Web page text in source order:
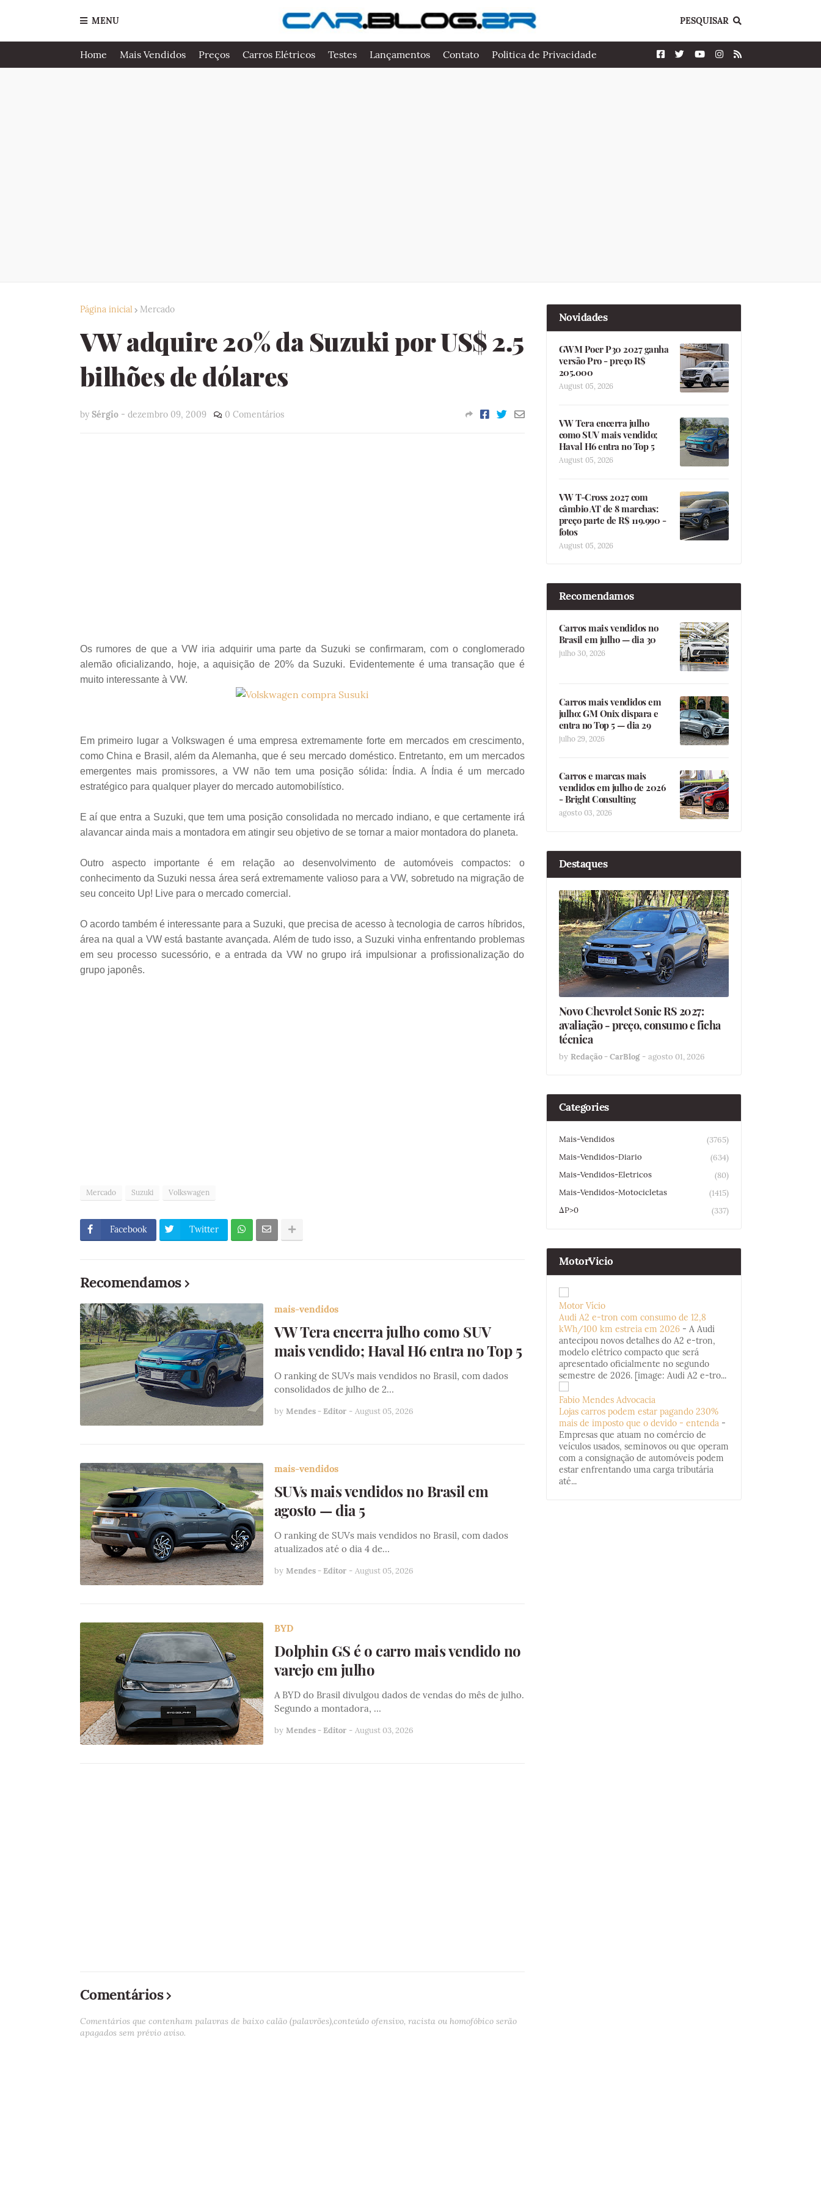
MENU PESQUISAR
Home Mais Vendidos Preços Carros Elétricos Testes Lançamentos Contato Politica de Privacidade
Página inicial Mercado
VW adquire 20% da Suzuki por US$ 2.5
bilhões de dólares
by Sérgio - dezembro 09, 2009 0 Comentários
Os rumores de que a VW iria adquirir uma parte da Suzuki se confirmaram, com o conglomerado
alemão oficializando, hoje, a aquisição de 20% da Suzuki. Evidentemente é uma transação que é
muito interessante à VW.
Em primeiro lugar a Volkswagen é uma empresa extremamente forte em mercados em crescimento,
como China e Brasil, além da Alemanha, que é seu mercado doméstico. Entretanto, em um mercados
emergentes mais promissores, a VW não tem uma posição sólida: Índia. A Índia é um mercado
estratégico para qualquer player do mercado automobilístico.
E aí que entra a Suzuki, que tem uma posição consolidada no mercado indiano, e que certamente irá
alavancar ainda mais a montadora em atingir seu objetivo de se tornar a maior montadora do planeta.
Outro aspecto importante é em relação ao desenvolvimento de automóveis compactos: o
conhecimento da Suzuki nessa área será extremamente valioso para a VW, sobretudo na migração de
seu conceito Up! Live para o mercado comercial.
O acordo também é interessante para a Suzuki, que precisa de acesso à tecnologia de carros híbridos,
área na qual a VW está bastante avançada. Além de tudo isso, a Suzuki vinha enfrentando problemas
em seu processo sucessório, e a entrada da VW no grupo irá impulsionar a profissionalização do
grupo japonês.
Mercado Suzuki Volkswagen
Facebook Twitter
Recomendamos
mais-vendidos
VW Tera encerra julho como SUV
mais vendido; Haval H6 entra no Top 5
O ranking de SUVs mais vendidos no Brasil, com dados
consolidados de julho de 2…
by Mendes - Editor - August 05, 2026
mais-vendidos
SUVs mais vendidos no Brasil em
agosto — dia 5
O ranking de SUVs mais vendidos no Brasil, com dados
atualizados até o dia 4 de…
by Mendes - Editor - August 05, 2026
BYD
Dolphin GS é o carro mais vendido no
varejo em julho
A BYD do Brasil divulgou dados de vendas do mês de julho.
Segundo a montadora, …
by Mendes - Editor - August 03, 2026
Comentários
Comentários que contenham palavras de baixo calão (palavrões),conteúdo ofensivo, racista ou homofóbico serão
apagados sem prévio aviso.
Novidades
GWM Poer P30 2027 ganha
versão Pro - preço R$
205.000
August 05, 2026
VW Tera encerra julho
como SUV mais vendido;
Haval H6 entra no Top 5
August 05, 2026
VW T-Cross 2027 com
câmbio AT de 8 marchas:
preço parte de R$ 119.990 -
fotos
August 05, 2026
Recomendamos
Carros mais vendidos no
Brasil em julho — dia 30
julho 30, 2026
Carros mais vendidos em
julho: GM Onix dispara e
entra no Top 5 — dia 29
julho 29, 2026
Carros e marcas mais
vendidos em julho de 2026
- Bright Consulting
agosto 03, 2026
Destaques
Novo Chevrolet Sonic RS 2027:
avaliação - preço, consumo e ficha
técnica
by Redação - CarBlog - agosto 01, 2026
Categories
Mais-Vendidos
(3765)
Mais-Vendidos-Diario
(634)
Mais-Vendidos-Eletricos
(80)
Mais-Vendidos-Motocicletas
(1415)
ΔP>0
(337)
MotorVicio
Motor Vício
Audi A2 e-tron com consumo de 12,8
kWh/100 km estreia em 2026 - A Audi
antecipou novos detalhes do A2 e-tron,
modelo elétrico compacto que será
apresentado oficialmente no segundo
semestre de 2026. [image: Audi A2 e-tro...
Fabio Mendes Advocacia
Lojas carros podem estar pagando 230%
mais de imposto que o devido - entenda -
Empresas que atuam no comércio de
veículos usados, seminovos ou que operam
com a consignação de automóveis podem
estar enfrentando uma carga tributária
até...